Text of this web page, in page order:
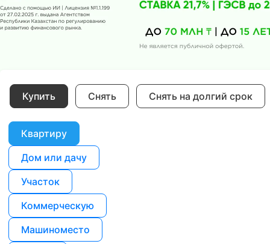
Купить Снять Снять на долгий срок
Квартиру
Дом или дачу
Участок
Коммерческую
Машиноместо